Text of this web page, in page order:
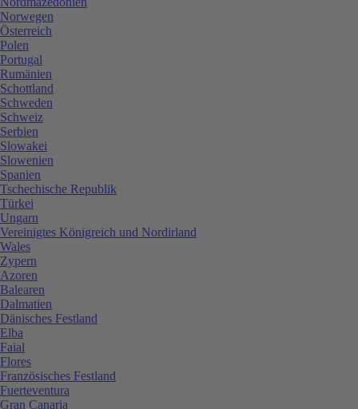
Norwegen
Österreich
Polen
Portugal
Rumänien
Schottland
Schweden
Schweiz
Serbien
Slowakei
Slowenien
Spanien
Tschechische Republik
Türkei
Ungarn
Vereinigtes Königreich und Nordirland
Wales
Zypern
Azoren
Balearen
Dalmatien
Dänisches Festland
Elba
Faial
Flores
Französisches Festland
Fuerteventura
Gran Canaria